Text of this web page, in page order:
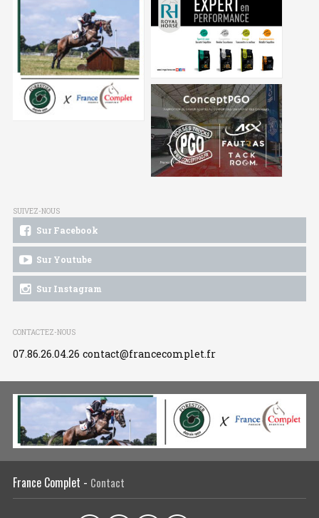
SUIVEZ-NOUS
Sur Facebook
Sur Youtube
Sur Instagram
CONTACTEZ-NOUS
07.86.26.04.26 contact@francecomplet.fr
France Complet - Contact